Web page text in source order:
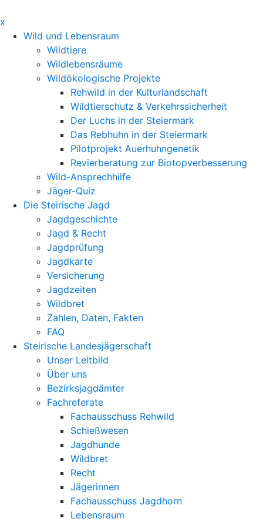
x
Wild und Lebensraum
Wildtiere
Wildlebensräume
Wildökologische Projekte
Rehwild in der Kulturlandschaft
Wildtierschutz & Verkehrssicherheit
Der Luchs in der Steiermark
Das Rebhuhn in der Steiermark
Pilotprojekt Auerhuhngenetik
Revierberatung zur Biotopverbesserung
Wild-Ansprechhilfe
Jäger-Quiz
Die Steirische Jagd
Jagdgeschichte
Jagd & Recht
Jagdprüfung
Jagdkarte
Versicherung
Jagdzeiten
Wildbret
Zahlen, Daten, Fakten
FAQ
Steirische Landesjägerschaft
Unser Leitbild
Über uns
Bezirksjagdämter
Fachreferate
Fachausschuss Rehwild
Schießwesen
Jagdhunde
Wildbret
Recht
Jägerinnen
Fachausschuss Jagdhorn
Lebensraum